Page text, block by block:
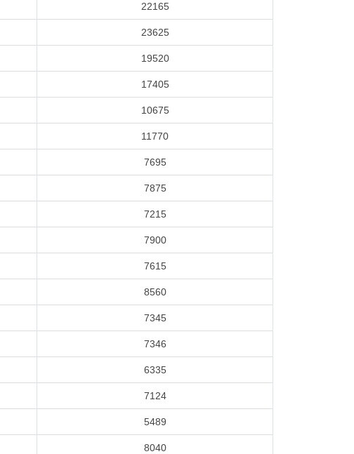
22165
23625
19520
17405
10675
11770
7695
7875
7215
7900
7615
8560
7345
7346
6335
7124
5489
8040